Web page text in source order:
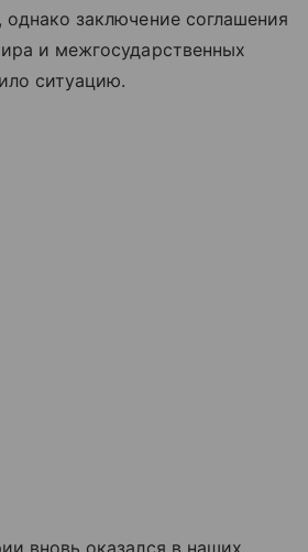
однако заключение соглашения
и межгосударственных
ситуацию.
вновь оказался в наших